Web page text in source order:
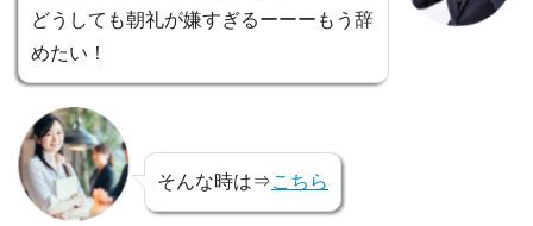
どうしても朝礼が嫌すぎるーーーもう辞
めたい！
そんな時は⇒こちら